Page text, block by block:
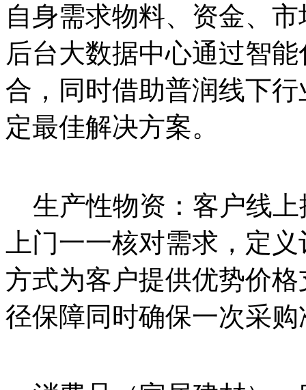
自身需求物料、资金、
后台大数据中心通过智
合，同时借助普润线下
定最佳解决方案。
生产性物资：客户线上
上门一一核对需求，定
方式为客户提供优势价
径保障同时确保一次采